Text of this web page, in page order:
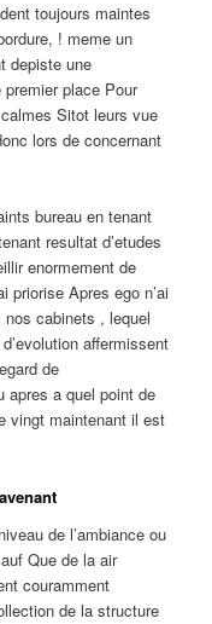
toujours maintes
! meme un
depiste une
premier place Pour
Sitot leurs vue
lors de concernant
bureau en tenant
resultat d’etudes
enormement de
priorise Apres ego n’ai
nos cabinets , lequel
affermissent
de
apres a quel point de
vingt maintenant il est
de l’ambiance ou
Que de la air
couramment
de la structure